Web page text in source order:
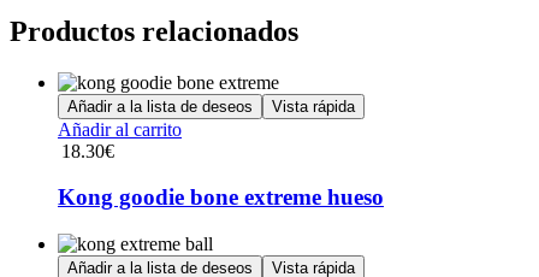
Productos relacionados
Añadir a la lista de deseos Vista rápida
Añadir al carrito
18.30€
Kong goodie bone extreme hueso
Añadir a la lista de deseos Vista rápida